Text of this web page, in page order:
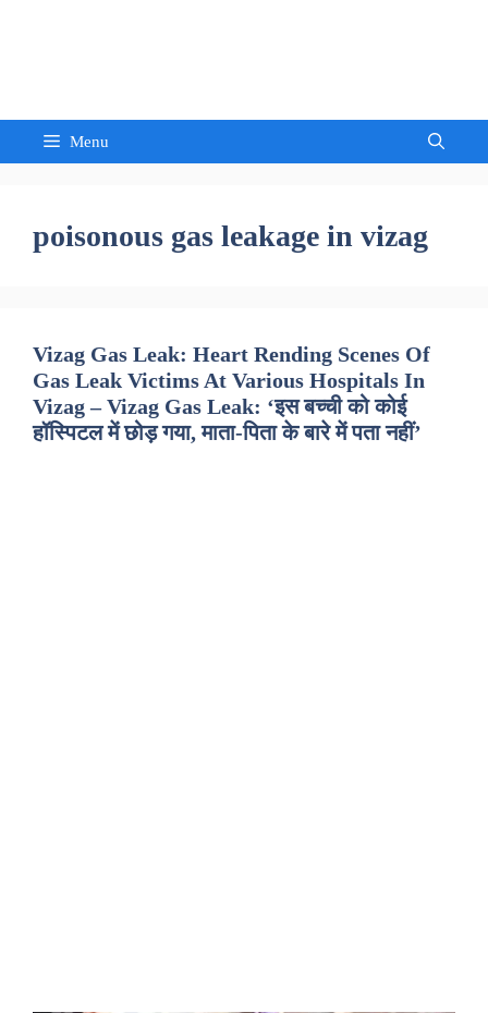
Menu
poisonous gas leakage in vizag
Vizag Gas Leak: Heart Rending Scenes Of
Gas Leak Victims At Various Hospitals In
Vizag – Vizag Gas Leak: ‘इस बच्ची को कोई
हॉस्पिटल में छोड़ गया, माता-पिता के बारे में पता नहीं’